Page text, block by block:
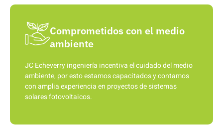
Comprometidos con el medio
ambiente
JC Echeverry ingeniería incentiva el cuidado del medio
ambiente, por esto estamos capacitados y contamos
con amplia experiencia en proyectos de sistemas
solares fotovoltaicos.